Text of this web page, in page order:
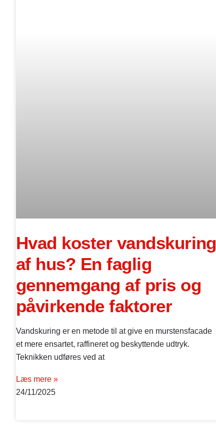
Hvad koster vandskuring
af hus? En faglig
gennemgang af pris og
påvirkende faktorer
Vandskuring er en metode til at give en murstensfacade
et mere ensartet, raffineret og beskyttende udtryk.
Teknikken udføres ved at
Læs mere »
24/11/2025